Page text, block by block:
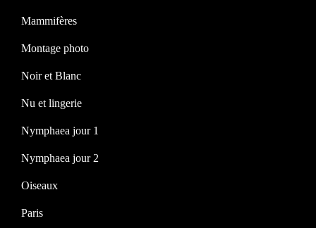
Mammifères
Montage photo
Noir et Blanc
Nu et lingerie
Nymphaea jour 1
Nymphaea jour 2
Oiseaux
Paris